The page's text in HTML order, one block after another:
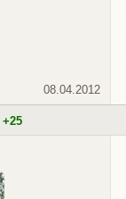
08.04.2012
+25